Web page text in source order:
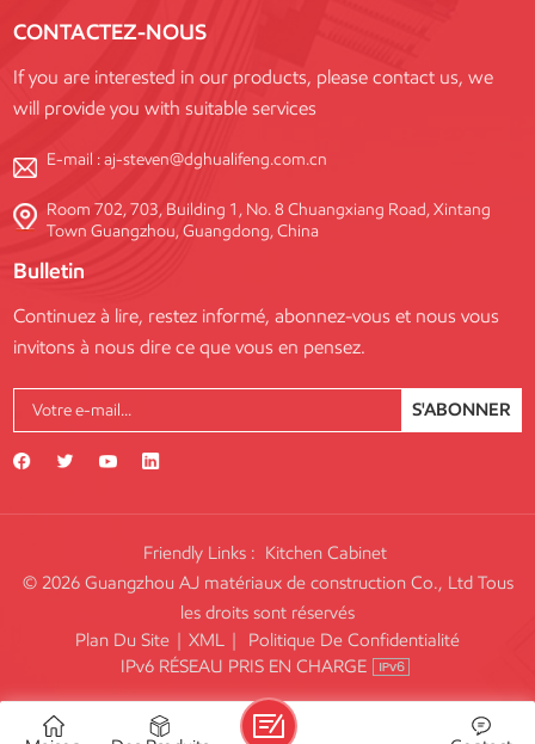
CONTACTEZ-NOUS
If you are interested in our products, please contact us, we
will provide you with suitable services
E-mail :aj-steven@dghualifeng.com.cn
Room 702, 703, Building 1, No. 8 Chuangxiang Road, Xintang
Town Guangzhou, Guangdong, China
Bulletin
Continuez à lire, restez informé, abonnez-vous et nous vous
invitons à nous dire ce que vous en pensez.
S'ABONNER
Friendly Links : Kitchen Cabinet
© 2026 Guangzhou AJ matériaux de construction Co., Ltd Tous
les droits sont réservés
Plan Du Site | XML |
Politique De Confidentialité
IPv6 RÉSEAU PRIS EN CHARGE